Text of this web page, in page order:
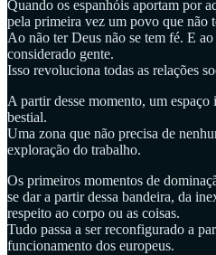
Quando os espanhóis aportam por
pela primeira vez um povo que não
Ao não ter Deus não se tem fé. E
considerado gente.
Isso revoluciona todas as relações
A partir desse momento, um espaço
bestial.
Uma zona que não precisa de
exploração do trabalho.
Os primeiros momentos de
se dar a partir dessa bandeira, da
respeito ao corpo ou as coisas.
Tudo passa a ser reconfigurado a
funcionamento dos europeus.